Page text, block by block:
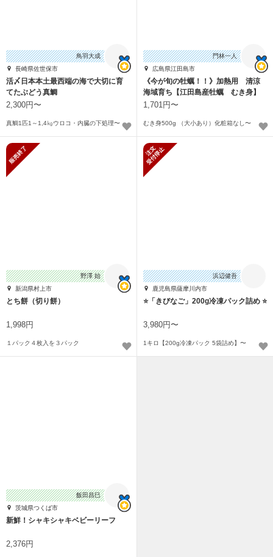
鳥羽大成
長崎県佐世保市
活〆日本本土最西端の海で大切に育
てたぶどう真鯛
2,300円〜
真鯛1匹1～1,4㎏ウロコ・内臓の下処理〜
門林一人
広島県江田島市
《今が旬の牡蠣！！》加熱用 清涼
海域育ち【江田島産牡蠣 むき身】
1,701円〜
むき身500g （大小あり）化粧箱なし〜
野澤 始
新潟県村上市
とち餅（切り餅）
1,998円
１パック４枚入を３パック
浜辺健吾
鹿児島県薩摩川内市
⭐「きびなご」200g冷凍パック詰め ⭐
3,980円〜
1キロ【200g冷凍パック 5袋詰め】〜
飯田昌巳
茨城県つくば市
新鮮！シャキシャキベビーリーフ
2,376円